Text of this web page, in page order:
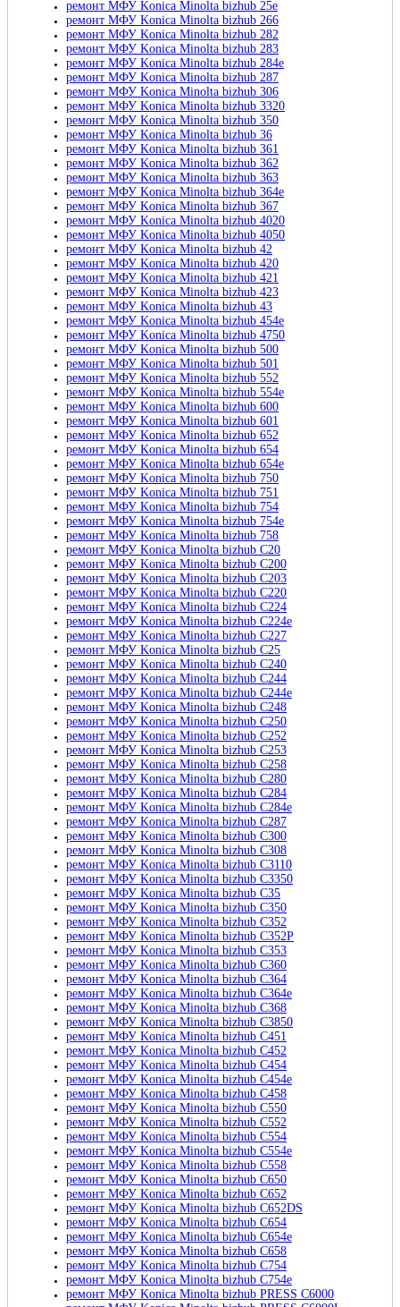
ремонт МФУ Konica Minolta bizhub 25e
ремонт МФУ Konica Minolta bizhub 266
ремонт МФУ Konica Minolta bizhub 282
ремонт МФУ Konica Minolta bizhub 283
ремонт МФУ Konica Minolta bizhub 284e
ремонт МФУ Konica Minolta bizhub 287
ремонт МФУ Konica Minolta bizhub 306
ремонт МФУ Konica Minolta bizhub 3320
ремонт МФУ Konica Minolta bizhub 350
ремонт МФУ Konica Minolta bizhub 36
ремонт МФУ Konica Minolta bizhub 361
ремонт МФУ Konica Minolta bizhub 362
ремонт МФУ Konica Minolta bizhub 363
ремонт МФУ Konica Minolta bizhub 364e
ремонт МФУ Konica Minolta bizhub 367
ремонт МФУ Konica Minolta bizhub 4020
ремонт МФУ Konica Minolta bizhub 4050
ремонт МФУ Konica Minolta bizhub 42
ремонт МФУ Konica Minolta bizhub 420
ремонт МФУ Konica Minolta bizhub 421
ремонт МФУ Konica Minolta bizhub 423
ремонт МФУ Konica Minolta bizhub 43
ремонт МФУ Konica Minolta bizhub 454e
ремонт МФУ Konica Minolta bizhub 4750
ремонт МФУ Konica Minolta bizhub 500
ремонт МФУ Konica Minolta bizhub 501
ремонт МФУ Konica Minolta bizhub 552
ремонт МФУ Konica Minolta bizhub 554e
ремонт МФУ Konica Minolta bizhub 600
ремонт МФУ Konica Minolta bizhub 601
ремонт МФУ Konica Minolta bizhub 652
ремонт МФУ Konica Minolta bizhub 654
ремонт МФУ Konica Minolta bizhub 654e
ремонт МФУ Konica Minolta bizhub 750
ремонт МФУ Konica Minolta bizhub 751
ремонт МФУ Konica Minolta bizhub 754
ремонт МФУ Konica Minolta bizhub 754e
ремонт МФУ Konica Minolta bizhub 758
ремонт МФУ Konica Minolta bizhub C20
ремонт МФУ Konica Minolta bizhub C200
ремонт МФУ Konica Minolta bizhub C203
ремонт МФУ Konica Minolta bizhub C220
ремонт МФУ Konica Minolta bizhub C224
ремонт МФУ Konica Minolta bizhub C224e
ремонт МФУ Konica Minolta bizhub C227
ремонт МФУ Konica Minolta bizhub C25
ремонт МФУ Konica Minolta bizhub C240
ремонт МФУ Konica Minolta bizhub C244
ремонт МФУ Konica Minolta bizhub C244e
ремонт МФУ Konica Minolta bizhub C248
ремонт МФУ Konica Minolta bizhub C250
ремонт МФУ Konica Minolta bizhub C252
ремонт МФУ Konica Minolta bizhub C253
ремонт МФУ Konica Minolta bizhub C258
ремонт МФУ Konica Minolta bizhub C280
ремонт МФУ Konica Minolta bizhub C284
ремонт МФУ Konica Minolta bizhub C284e
ремонт МФУ Konica Minolta bizhub C287
ремонт МФУ Konica Minolta bizhub C300
ремонт МФУ Konica Minolta bizhub C308
ремонт МФУ Konica Minolta bizhub C3110
ремонт МФУ Konica Minolta bizhub C3350
ремонт МФУ Konica Minolta bizhub C35
ремонт МФУ Konica Minolta bizhub C350
ремонт МФУ Konica Minolta bizhub C352
ремонт МФУ Konica Minolta bizhub C352P
ремонт МФУ Konica Minolta bizhub C353
ремонт МФУ Konica Minolta bizhub C360
ремонт МФУ Konica Minolta bizhub C364
ремонт МФУ Konica Minolta bizhub C364e
ремонт МФУ Konica Minolta bizhub C368
ремонт МФУ Konica Minolta bizhub C3850
ремонт МФУ Konica Minolta bizhub C451
ремонт МФУ Konica Minolta bizhub C452
ремонт МФУ Konica Minolta bizhub C454
ремонт МФУ Konica Minolta bizhub C454e
ремонт МФУ Konica Minolta bizhub C458
ремонт МФУ Konica Minolta bizhub C550
ремонт МФУ Konica Minolta bizhub C552
ремонт МФУ Konica Minolta bizhub C554
ремонт МФУ Konica Minolta bizhub C554e
ремонт МФУ Konica Minolta bizhub C558
ремонт МФУ Konica Minolta bizhub C650
ремонт МФУ Konica Minolta bizhub C652
ремонт МФУ Konica Minolta bizhub C652DS
ремонт МФУ Konica Minolta bizhub C654
ремонт МФУ Konica Minolta bizhub C654e
ремонт МФУ Konica Minolta bizhub C658
ремонт МФУ Konica Minolta bizhub C754
ремонт МФУ Konica Minolta bizhub C754e
ремонт МФУ Konica Minolta bizhub PRESS C6000